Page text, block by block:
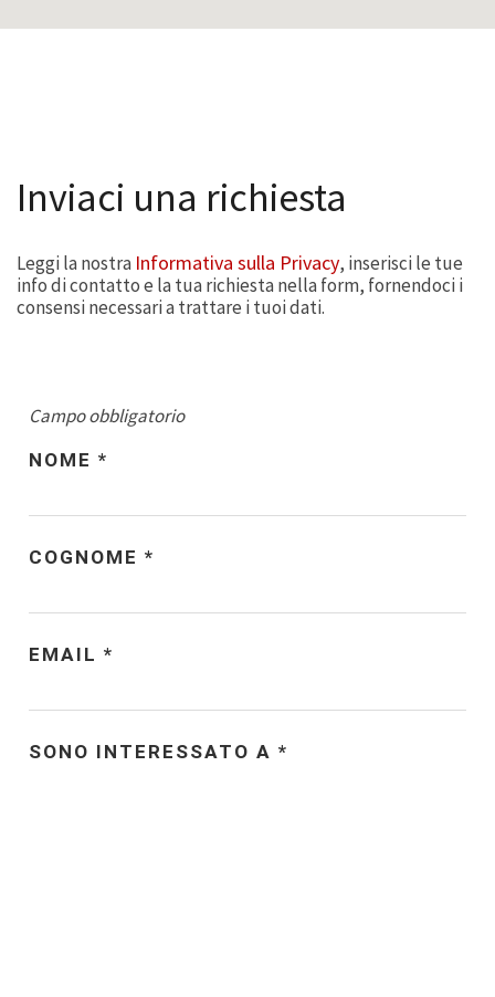
Inviaci una richiesta
Leggi la nostra Informativa sulla Privacy, inserisci le tue
info di contatto e la tua richiesta nella form, fornendoci i
consensi necessari a trattare i tuoi dati.
Campo obbligatorio
NOME *
COGNOME *
EMAIL *
SONO INTERESSATO A *